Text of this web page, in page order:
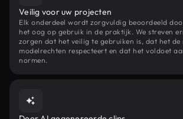
Veilig voor uw projecten
Elk onderdeel wordt zorgvuldig beoordeeld
het oog op gebruik in de praktijk. We streven
zorgen dat het veilig te gebruiken is, dat het de
modelrechten respecteert en dat het voldoet
normen.